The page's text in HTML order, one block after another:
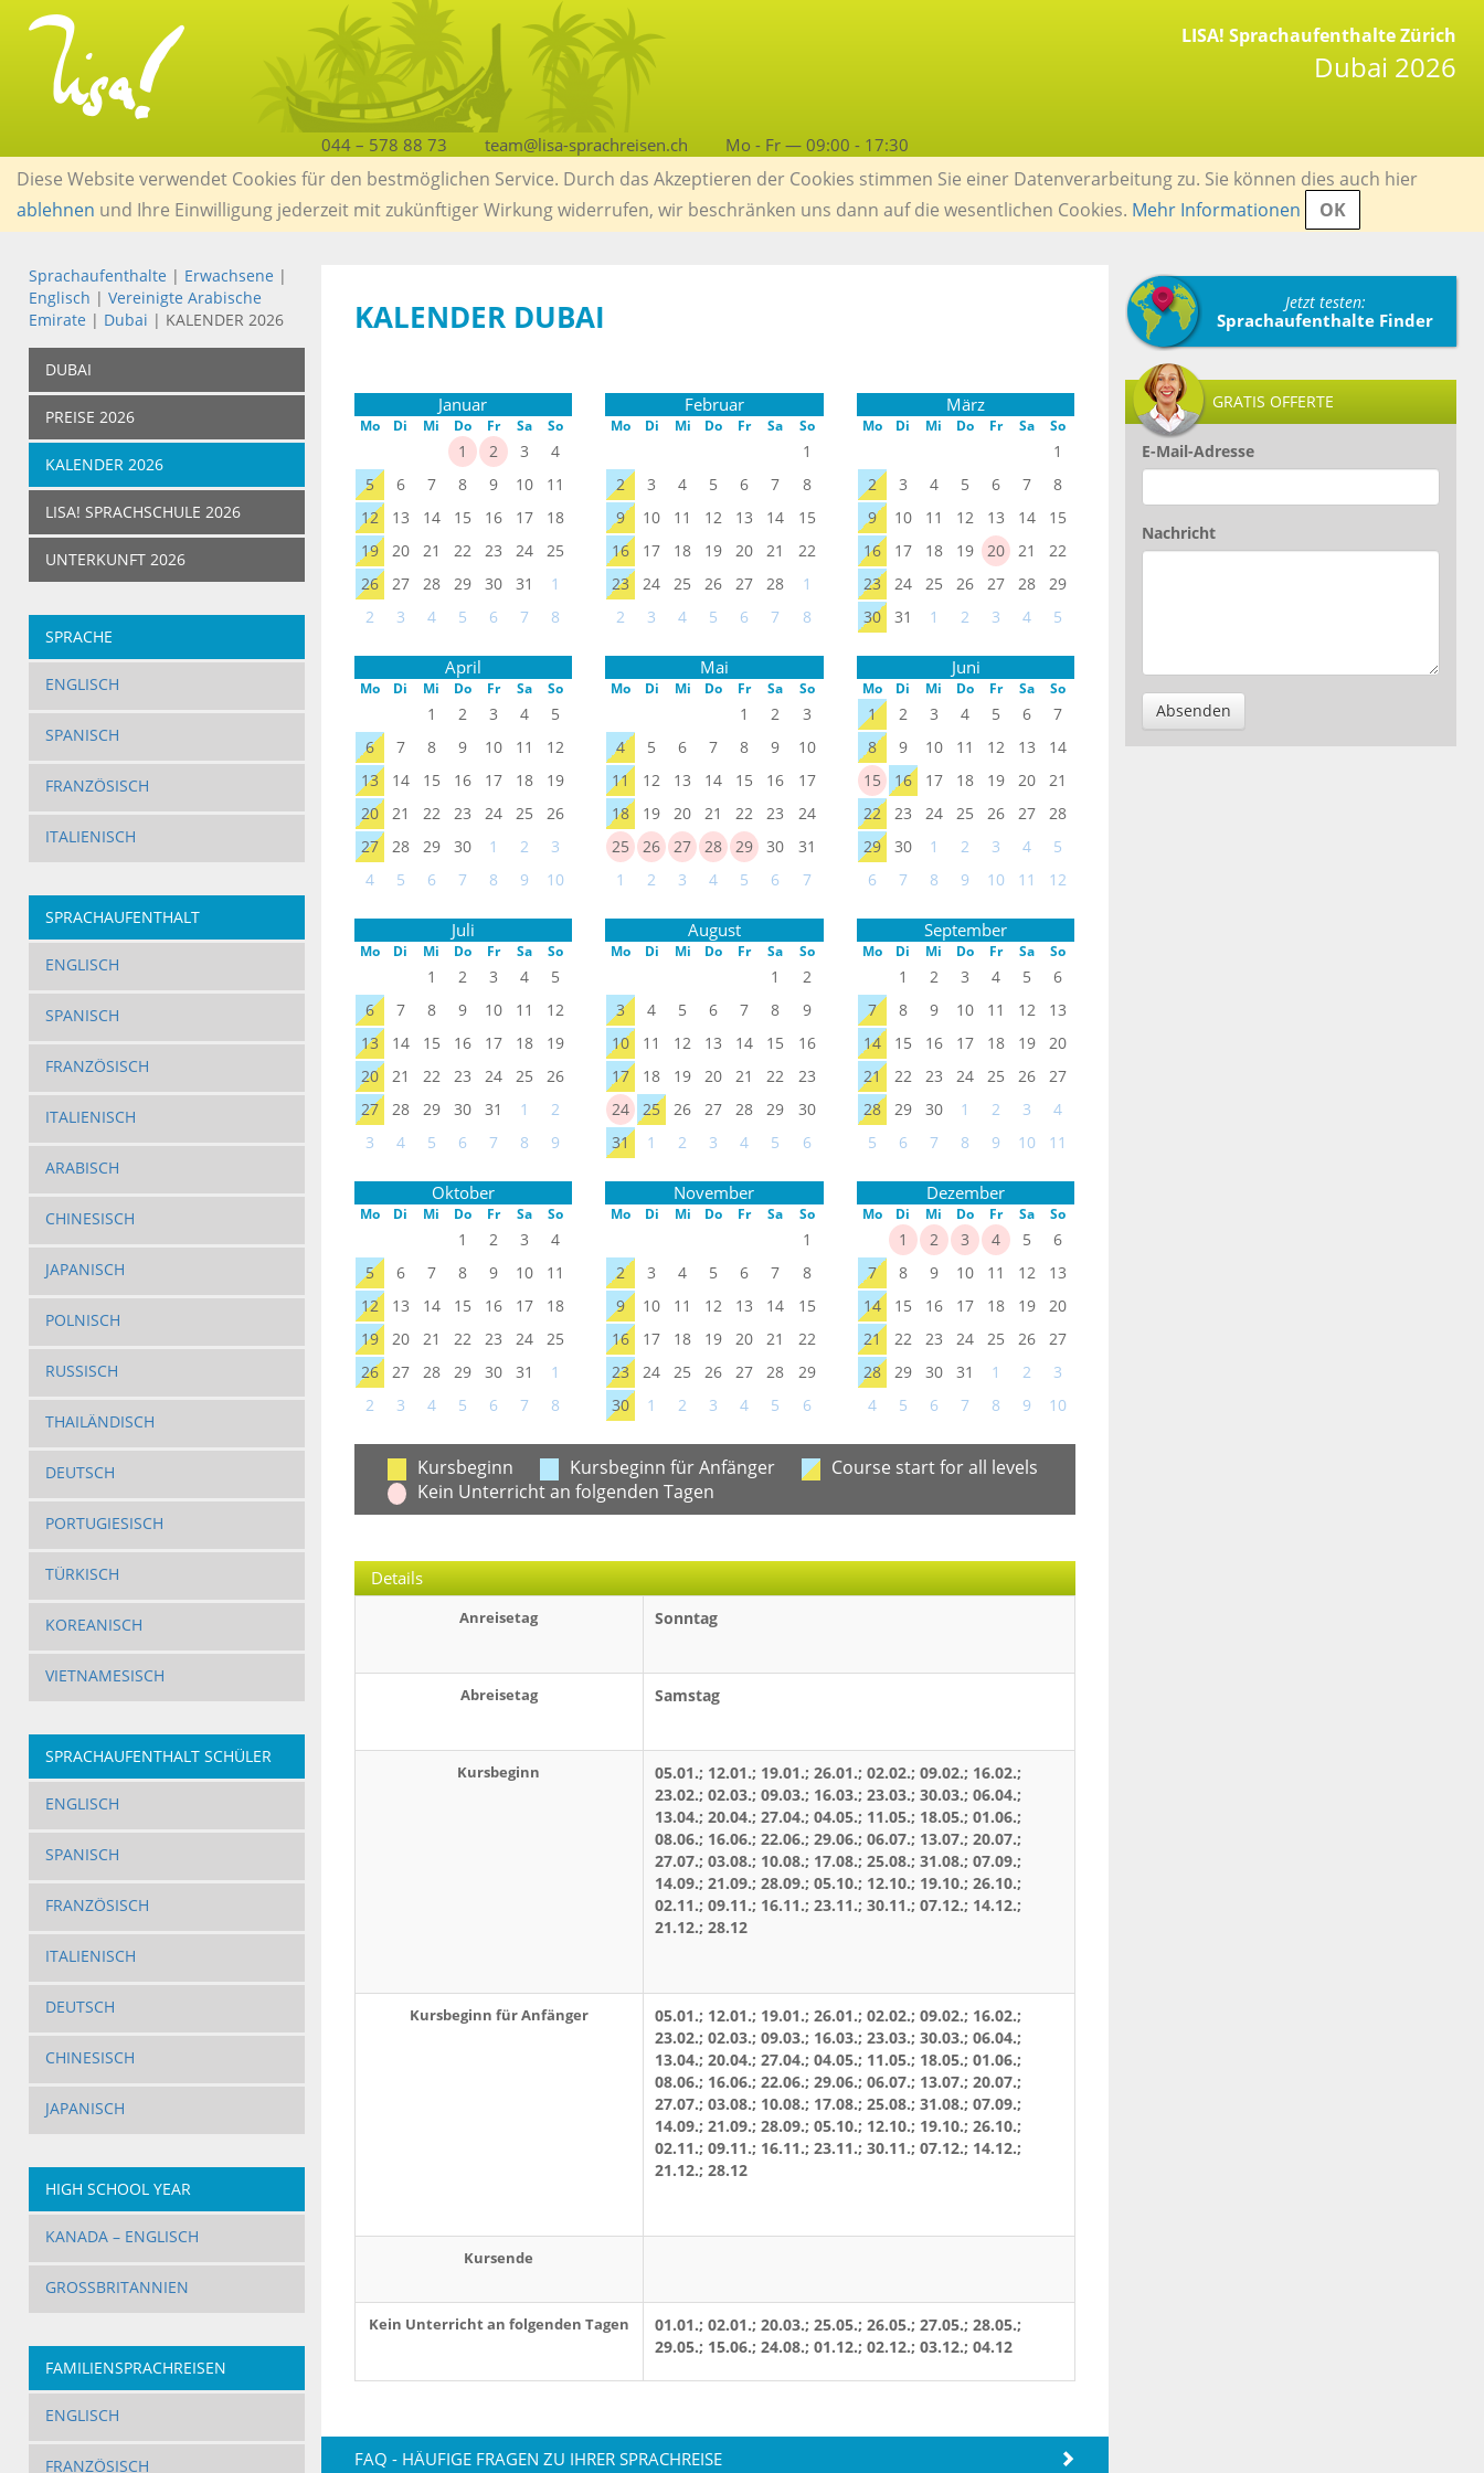
LISA! Sprachaufenthalte Zürich
Dubai 2026
044 – 578 88 73 team@lisa-sprachreisen.ch Mo - Fr — 09:00 - 17:30
Diese Website verwendet Cookies für den bestmöglichen Service. Durch das Akzeptieren der Cookies stimmen Sie einer Datenverarbeitung zu. Sie können dies auch hier
ablehnen und Ihre Einwilligung jederzeit mit zukünftiger Wirkung widerrufen, wir beschränken uns dann auf die wesentlichen Cookies. Mehr Informationen OK
Sprachaufenthalte | Erwachsene |
Englisch | Vereinigte Arabische
Emirate | Dubai | KALENDER 2026
DUBAI
PREISE 2026
KALENDER 2026
LISA! SPRACHSCHULE 2026
UNTERKUNFT 2026
SPRACHE
ENGLISCH
SPANISCH
FRANZÖSISCH
ITALIENISCH
SPRACHAUFENTHALT
ERWACHSENE
ENGLISCH
SPANISCH
FRANZÖSISCH
ITALIENISCH
ARABISCH
CHINESISCH
JAPANISCH
POLNISCH
RUSSISCH
THAILÄNDISCH
DEUTSCH
PORTUGIESISCH
TÜRKISCH
KOREANISCH
VIETNAMESISCH
SPRACHAUFENTHALT SCHÜLER
ENGLISCH
SPANISCH
FRANZÖSISCH
ITALIENISCH
DEUTSCH
CHINESISCH
JAPANISCH
HIGH SCHOOL YEAR
KANADA – ENGLISCH
GROSSBRITANNIEN
FAMILIENSPRACHREISEN
ENGLISCH
FRANZÖSISCH
KALENDER DUBAI
Januar
Mo Di Mi Do Fr Sa So
1 2 3
4
5
6 7 8 9 10
11
12
13 14 15 16 17
18
19
20 21 22 23 24
25
26
27 28 29 30 31
1
2
3 4 5 6 7 8
Februar
Mo Di Mi Do Fr Sa So
1
2
3 4 5 6 7
8
9
10 11 12 13 14
15
16
17 18 19 20 21
22
23
24 25 26 27 28
1
2
3 4 5 6 7 8
März
Mo Di Mi Do Fr Sa So
1
2
3 4 5 6 7
8
9
10 11 12 13 14
15
16
17 18 19 20 21
22
23
24 25 26 27 28
29
30
31 1 2 3 4 5
April
Mo Di Mi Do Fr Sa So
1 2 3 4
5
6
7 8 9 10 11
12
13
14 15 16 17 18
19
20
21 22 23 24 25
26
27
28 29 30 1 2
3
4
5 6 7 8 9 10
Mai
Mo Di Mi Do Fr Sa So
1 2
3
4
5 6 7 8 9
10
11
12 13 14 15 16
17
18
19 20 21 22 23
24
25
26 27 28 29 30
31
1
2 3 4 5 6 7
Juni
Mo Di Mi Do Fr Sa So
1 2 3 4 5 6
7
8
9 10 11 12 13
14
15
16 17 18 19 20
21
22
23 24 25 26 27
28
29
30 1 2 3 4
5
6
7 8 9 10 11 12
Juli
Mo Di Mi Do Fr Sa So
1 2 3 4
5
6
7 8 9 10 11
12
13
14 15 16 17 18
19
20
21 22 23 24 25
26
27
28 29 30 31 1
2
3
4 5 6 7 8 9
August
Mo Di Mi Do Fr Sa So
1
2
3
4 5 6 7 8
9
10
11 12 13 14 15
16
17
18 19 20 21 22
23
24
25 26 27 28 29
30
31
1 2 3 4 5 6
September
Mo Di Mi Do Fr Sa So
1 2 3 4 5
6
7
8 9 10 11 12
13
14
15 16 17 18 19
20
21
22 23 24 25 26
27
28
29 30 1 2 3
4
5
6 7 8 9 10 11
Oktober
Mo Di Mi Do Fr Sa So
1 2 3
4
5
6 7 8 9 10
11
12
13 14 15 16 17
18
19
20 21 22 23 24
25
26
27 28 29 30 31
1
2
3 4 5 6 7 8
November
Mo Di Mi Do Fr Sa So
1
2
3 4 5 6 7
8
9
10 11 12 13 14
15
16
17 18 19 20 21
22
23
24 25 26 27 28
29
30
1 2 3 4 5 6
Dezember
Mo Di Mi Do Fr Sa So
1 2 3 4 5
6
7
8 9 10 11 12
13
14
15 16 17 18 19
20
21
22 23 24 25 26
27
28
29 30 31 1 2
3
4
5 6 7 8 9 10
Kursbeginn Kursbeginn für Anfänger
Course start for all levels
Kein Unterricht an folgenden Tagen
Details
Anreisetag Sonntag
Abreisetag Samstag
Kursbeginn
05.01.; 12.01.; 19.01.; 26.01.; 02.02.; 09.02.; 16.02.;
23.02.; 02.03.; 09.03.; 16.03.; 23.03.; 30.03.; 06.04.;
13.04.; 20.04.; 27.04.; 04.05.; 11.05.; 18.05.; 01.06.;
08.06.; 16.06.; 22.06.; 29.06.; 06.07.; 13.07.; 20.07.;
27.07.; 03.08.; 10.08.; 17.08.; 25.08.; 31.08.; 07.09.;
14.09.; 21.09.; 28.09.; 05.10.; 12.10.; 19.10.; 26.10.;
02.11.; 09.11.; 16.11.; 23.11.; 30.11.; 07.12.; 14.12.;
21.12.; 28.12
Kursbeginn für Anfänger
05.01.; 12.01.; 19.01.; 26.01.; 02.02.; 09.02.; 16.02.;
23.02.; 02.03.; 09.03.; 16.03.; 23.03.; 30.03.; 06.04.;
13.04.; 20.04.; 27.04.; 04.05.; 11.05.; 18.05.; 01.06.;
08.06.; 16.06.; 22.06.; 29.06.; 06.07.; 13.07.; 20.07.;
27.07.; 03.08.; 10.08.; 17.08.; 25.08.; 31.08.; 07.09.;
14.09.; 21.09.; 28.09.; 05.10.; 12.10.; 19.10.; 26.10.;
02.11.; 09.11.; 16.11.; 23.11.; 30.11.; 07.12.; 14.12.;
21.12.; 28.12
Kursende
Kein Unterricht an folgenden Tagen
01.01.; 02.01.; 20.03.; 25.05.; 26.05.; 27.05.; 28.05.;
29.05.; 15.06.; 24.08.; 01.12.; 02.12.; 03.12.; 04.12
FAQ - HÄUFIGE FRAGEN ZU IHRER SPRACHREISE
Jetzt testen:
Sprachaufenthalte Finder
GRATIS OFFERTE
E-Mail-Adresse
Nachricht
Absenden